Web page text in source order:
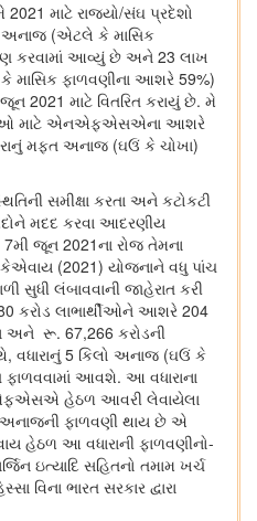
2021 માટે રાજ્યો/સંઘ પ્રદેશો
અનાજ (એટલે કે માસિક
કરવામાં આવ્યું છે અને 23 લાખ
ફાળવણીના આશરે 59%)
2021 માટે વિતરિત કરાયું છે. મે
માટે એનએફએસએના આશરે
મફત અનાજ (ઘઉં કે ચોખા)
સમીક્ષા કરતા અને કટોકટી
મદદ કરવા આદરણીય
7મી જૂન 2021ના રોજ તેમના
(2021) યોજનાને વધુ પાંચ
સુધી લંબાવવાની જાહેરાત કરી
લાભાર્થીઓને આશરે 204
રૂ. 67,266 કરોડની
વધારાનું 5 કિલો અનાજ (ઘઉં કે
આવશે. આ વધારાના
હેઠળ આવરી લેવાયેલા
અનાજની ફાળવણી થાય છે એ
હેઠળ આ વધારાની ફાળવણીનો-
ઇત્યાદિ સહિતનો તમામ ખર્ચ
વિના ભારત સરકાર દ્વારા